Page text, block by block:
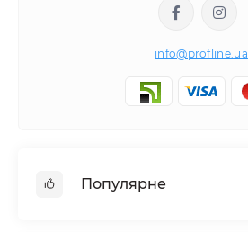
info@profline.ua
Популярне